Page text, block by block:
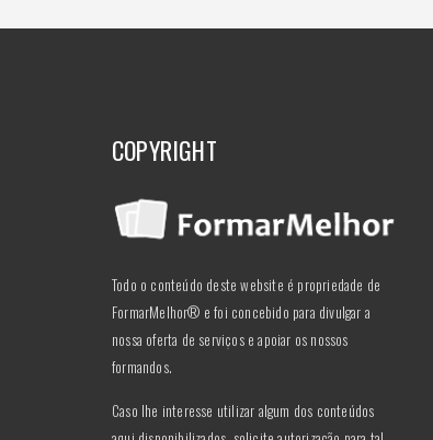
COPYRIGHT
Todo o conteúdo deste website é propriedade de
FormarMelhor® e foi concebido para divulgar a
nossa oferta de serviços e apoiar os nossos
formandos.
Caso lhe interesse utilizar algum dos conteúdos